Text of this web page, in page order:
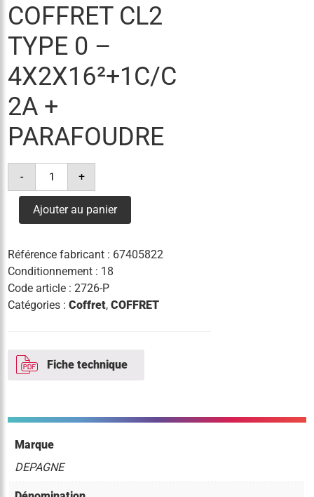
COFFRET CL2
TYPE 0 –
4X2X16²+1C/C
2A +
PARAFOUDRE
-
quantité
coffret
type
0
2a
+
parafoudre
+
Ajouter au panier
Référence fabricant : 67405822
Conditionnement : 18
Code article :2726-P
Catégories :Coffret,COFFRET
Fiche technique
Marque
DEPAGNE